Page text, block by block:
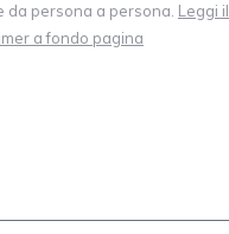
da persona a persona. Leggi il
a fondo pagina